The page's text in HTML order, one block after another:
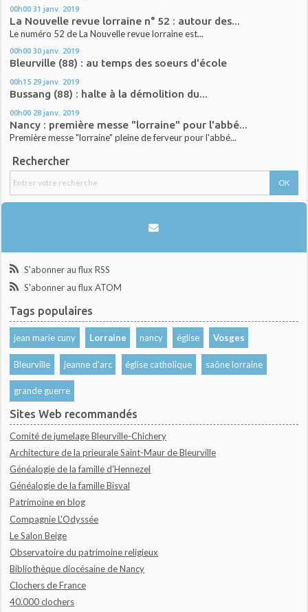
00h00 31 janv. 2019
La Nouvelle revue lorraine n° 52 : autour des...
Le numéro 52 de La Nouvelle revue lorraine est...
00h00 30 janv. 2019
Bleurville (88) : au temps des soeurs d'école
00h15 29 janv. 2019
Bussang (88) : halte à la démolition du...
00h00 28 janv. 2019
Nancy : première messe "lorraine" pour l'abbé...
Première messe "lorraine" pleine de ferveur pour l'abbé...
Rechercher
S'abonner au flux RSS
S'abonner au flux ATOM
Tags populaires
jean marie cuny Lorraine nancy église Vosges
Bleurville jeanne d'arc église catholique saône lorraine
grande guerre
Sites Web recommandés
Comité de jumelage Bleurville-Chichery
Architecture de la prieurale Saint-Maur de Bleurville
Généalogie de la famille d'Hennezel
Généalogie de la famille Bisval
Patrimoine en blog
Compagnie L'Odyssée
Le Salon Beige
Observatoire du patrimoine religieux
Bibliothèque diocésaine de Nancy
Clochers de France
40.000 clochers